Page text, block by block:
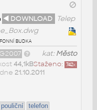
◄ DOWNLOAD
Telep
budka
kat:Město
Staženo: 742x
44,1kB
21.10.2011
pouliční telefon